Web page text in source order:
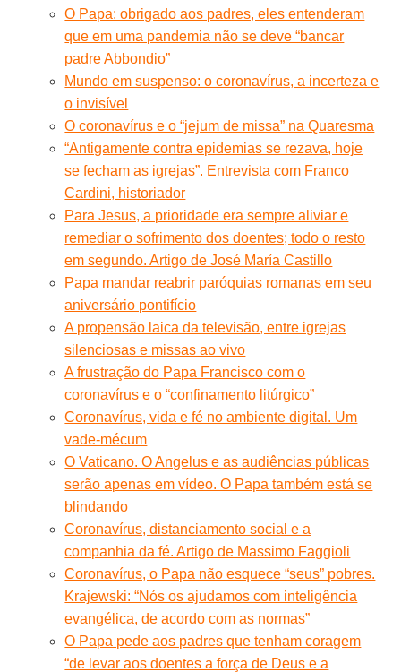
O Papa: obrigado aos padres, eles entenderam
que em uma pandemia não se deve “bancar
padre Abbondio”
Mundo em suspenso: o coronavírus, a incerteza e
o invisível
O coronavírus e o “jejum de missa” na Quaresma
“Antigamente contra epidemias se rezava, hoje
se fecham as igrejas”. Entrevista com Franco
Cardini, historiador
Para Jesus, a prioridade era sempre aliviar e
remediar o sofrimento dos doentes; todo o resto
em segundo. Artigo de José María Castillo
Papa mandar reabrir paróquias romanas em seu
aniversário pontifício
A propensão laica da televisão, entre igrejas
silenciosas e missas ao vivo
A frustração do Papa Francisco com o
coronavírus e o “confinamento litúrgico”
Coronavírus, vida e fé no ambiente digital. Um
vade-mécum
O Vaticano. O Angelus e as audiências públicas
serão apenas em vídeo. O Papa também está se
blindando
Coronavírus, distanciamento social e a
companhia da fé. Artigo de Massimo Faggioli
Coronavírus, o Papa não esquece “seus” pobres.
Krajewski: “Nós os ajudamos com inteligência
evangélica, de acordo com as normas”
O Papa pede aos padres que tenham coragem
“de levar aos doentes a força de Deus e a